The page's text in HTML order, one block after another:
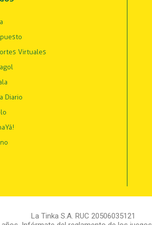
Virtuales
Diario
La Tinka S.A. RUC 20506035121